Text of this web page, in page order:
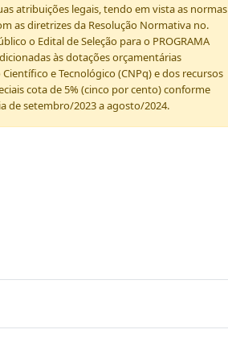
atribuições legais, tendo em vista as normas
as diretrizes da Resolução Normativa no.
o Edital de Seleção para o PROGRAMA
às dotações orçamentárias
e Tecnológico (CNPq) e dos recursos
cota de 5% (cinco por cento) conforme
de setembro/2023 a agosto/2024.